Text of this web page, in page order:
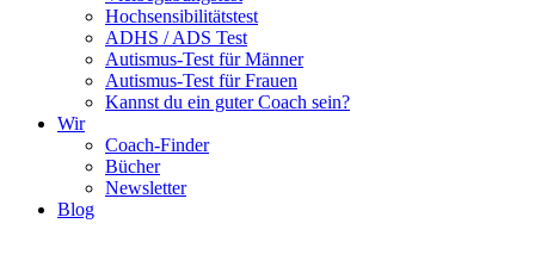
Hochsensibilitätstest
ADHS / ADS Test
Autismus-Test für Männer
Autismus-Test für Frauen
Kannst du ein guter Coach sein?
Wir
Coach-Finder
Bücher
Newsletter
Blog